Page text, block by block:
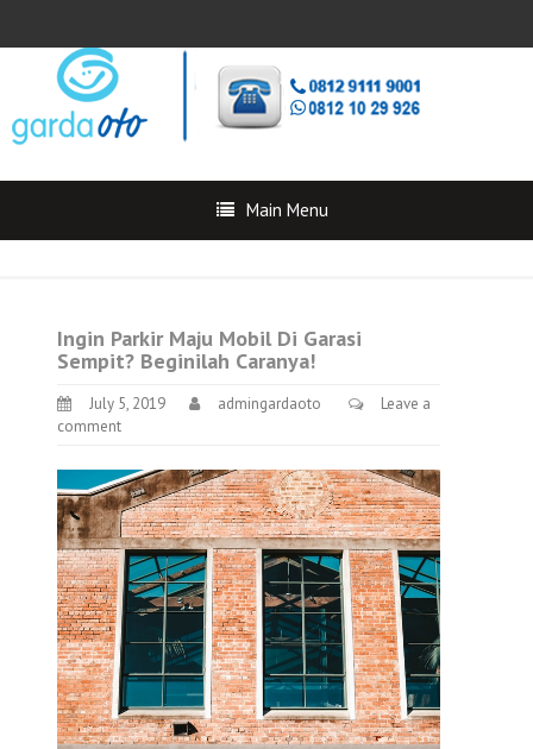
Main Menu
Ingin Parkir Maju Mobil Di Garasi
Sempit? Beginilah Caranya!
July 5, 2019 admingardaoto
Leave a
comment